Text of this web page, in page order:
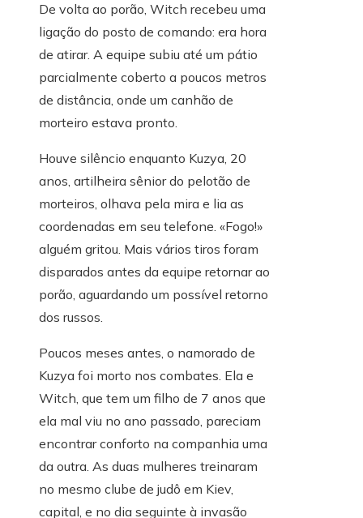
De volta ao porão, Witch recebeu uma
ligação do posto de comando: era hora
de atirar. A equipe subiu até um pátio
parcialmente coberto a poucos metros
de distância, onde um canhão de
morteiro estava pronto.
Houve silêncio enquanto Kuzya, 20
anos, artilheira sênior do pelotão de
morteiros, olhava pela mira e lia as
coordenadas em seu telefone. «Fogo!»
alguém gritou. Mais vários tiros foram
disparados antes da equipe retornar ao
porão, aguardando um possível retorno
dos russos.
Poucos meses antes, o namorado de
Kuzya foi morto nos combates. Ela e
Witch, que tem um filho de 7 anos que
ela mal viu no ano passado, pareciam
encontrar conforto na companhia uma
da outra. As duas mulheres treinaram
no mesmo clube de judô em Kiev,
capital, e no dia seguinte à invasão